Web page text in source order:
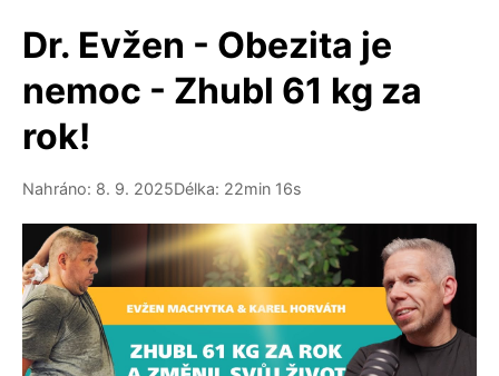
Dr. Evžen - Obezita je
nemoc - Zhubl 61 kg za
rok!
Nahráno: 8. 9. 2025Délka: 22min 16s